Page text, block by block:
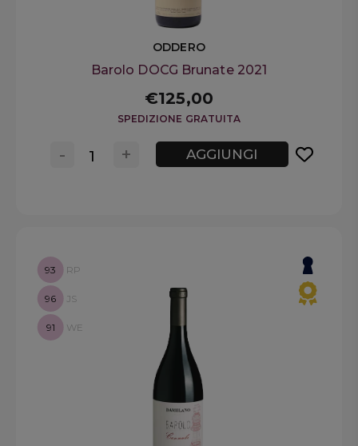
ODDERO
Barolo DOCG Brunate 2021
€125,00
SPEDIZIONE GRATUITA
+
- AGGIUNGI
93 RP
96 JS
91 WE